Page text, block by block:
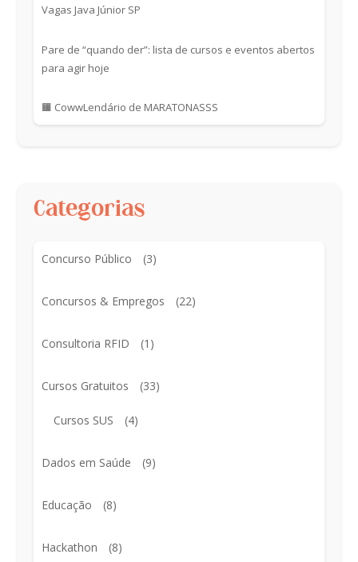
Vagas Java Júnior SP
Pare de “quando der”: lista de cursos e eventos abertos
para agir hoje
🟧 CowwLendário de MARATONASSS
Categorias
Concurso Público (3)
Concursos & Empregos (22)
Consultoria RFID (1)
Cursos Gratuitos (33)
Cursos SUS (4)
Dados em Saúde (9)
Educação (8)
Hackathon (8)